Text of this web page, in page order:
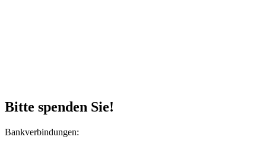
Bitte spenden Sie!
Bankverbindungen: